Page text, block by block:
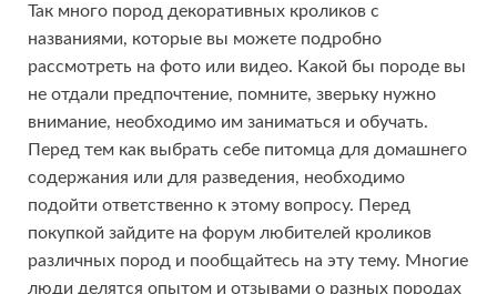
Так много пород декоративных кроликов с
названиями, которые вы можете подробно
рассмотреть на фото или видео. Какой бы породе вы
не отдали предпочтение, помните, зверьку нужно
внимание, необходимо им заниматься и обучать.
Перед тем как выбрать себе питомца для домашнего
содержания или для разведения, необходимо
подойти ответственно к этому вопросу. Перед
покупкой зайдите на форум любителей кроликов
различных пород и пообщайтесь на эту тему. Многие
люди делятся опытом и отзывами о разных породах